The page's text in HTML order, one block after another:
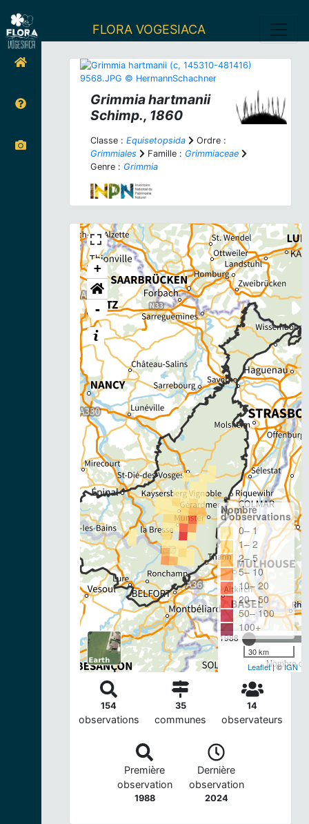
FLORA VOGESIACA
Grimmia hartmanii
Schimp., 1860
Classe : Equisetopsida
Ordre :
Grimmiales
Famille : Grimmiaceae
Genre : Grimmia
+
-
1988
Nombre
Nombre
d'observations
0– 1
1– 2
2– 5
5– 10
10– 20
20– 50
50– 100
100+
30 km
Leaflet| ©IGN
154
observations
35
communes
14
observateurs
Première
observation
1988
Dernière
observation
2024